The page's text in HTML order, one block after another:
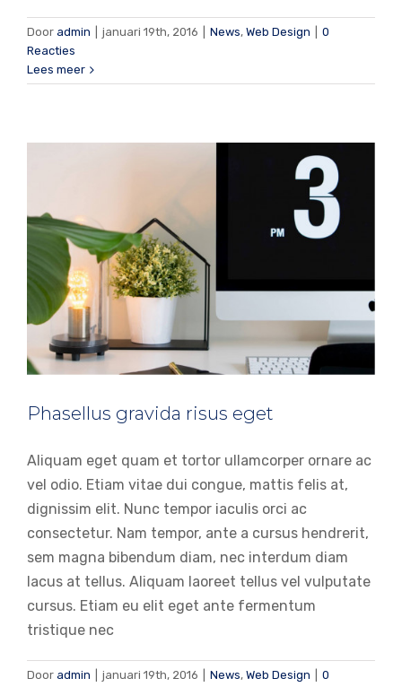
Door admin januari 19th, 2016 News, Web Design
0
Reacties
Lees meer
Phasellus gravida risus eget
Phasellus gravida risus eget
Aliquam eget quam et tortor ullamcorper ornare ac
vel odio. Etiam vitae dui congue, mattis felis at,
dignissim elit. Nunc tempor iaculis orci ac
consectetur. Nam tempor, ante a cursus hendrerit,
sem magna bibendum diam, nec interdum diam
lacus at tellus. Aliquam laoreet tellus vel vulputate
cursus. Etiam eu elit eget ante fermentum
tristique nec
Door admin januari 19th, 2016 News, Web Design
0